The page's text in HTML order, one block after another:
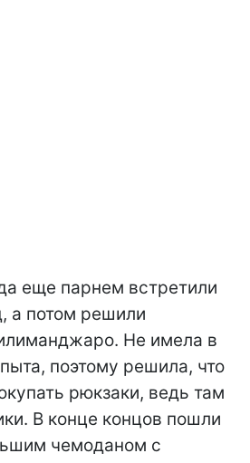
еще парнем встретили
а потом решили
Не имела в
поэтому решила, что
рюкзаки, ведь там
В конце концов пошли
чемоданом с